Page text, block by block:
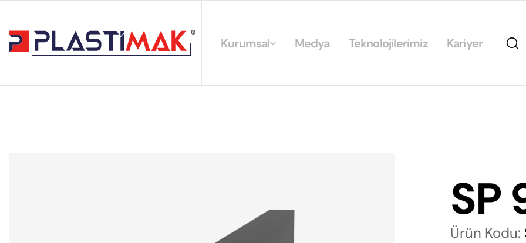
Kurumsal Medya Teknolojilerimiz Kariyer
SP
Ürün Kodu: